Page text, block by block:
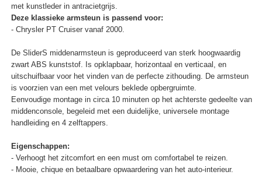
met kunstleder in antracietgrijs.
Deze klassieke armsteun is passend voor:
- Chrysler PT Cruiser vanaf 2000.
De SliderS middenarmsteun is geproduceerd van sterk hoogwaardig
zwart ABS kunststof. Is opklapbaar, horizontaal en verticaal, en
uitschuifbaar voor het vinden van de perfecte zithouding. De armsteun
is voorzien van een met velours beklede opbergruimte.
Eenvoudige montage in circa 10 minuten op het achterste gedeelte van
middenconsole, begeleid met een duidelijke, universele montage
handleiding en 4 zelftappers.
Eigenschappen:
- Verhoogt het zitcomfort en een must om comfortabel te reizen.
- Mooie, chique en betaalbare opwaardering van het auto-interieur.